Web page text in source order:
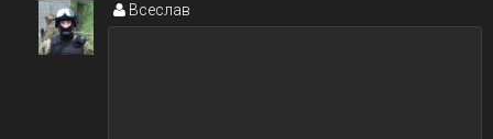
Всеслав